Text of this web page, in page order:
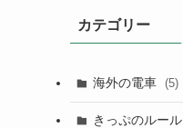
カテゴリー
海外の電車 (5)
きっぷのルール